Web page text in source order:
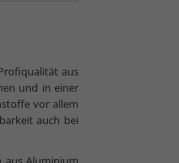
aus
und in einer
vor allem
auch bei